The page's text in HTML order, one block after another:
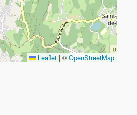
Leaflet | ©OpenStreetMap